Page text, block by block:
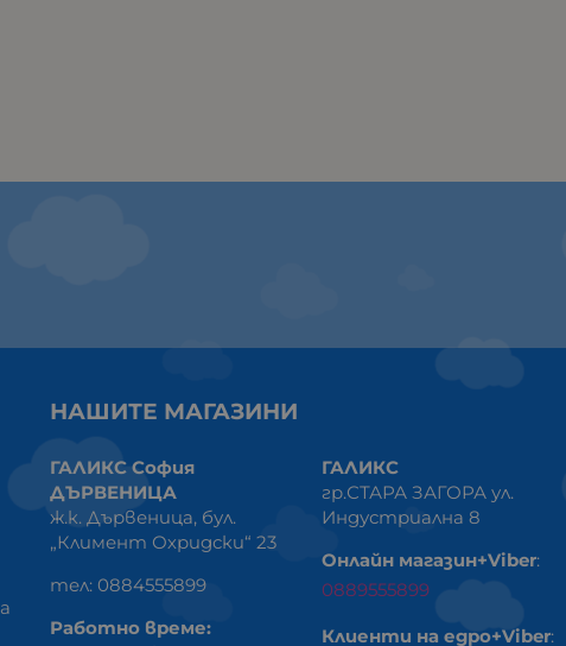
НАШИТЕ МАГАЗИНИ
ГАЛИКС София
ДЪРВЕНИЦА
ж.к. Дървеница, бул.
„Климент Охридски“ 23
тел: 0884555899
Работно време:
ГАЛИКС
гр.СТАРА ЗАГОРА ул.
Индустриална 8
Онлайн магазин+Viber:
0889555899
Клиенти на едро+Viber: